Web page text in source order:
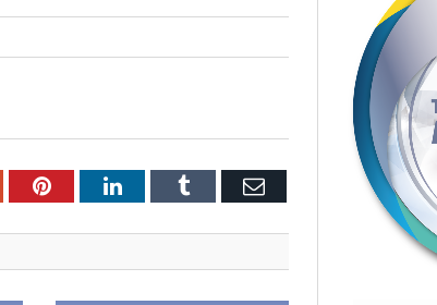
PinterestLinkedInTumblr Email